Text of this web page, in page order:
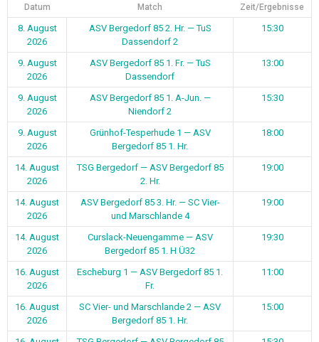
Datum Match Zeit/Ergebnisse
8. August
2026
ASV Bergedorf 85 2. Hr. — TuS
Dassendorf 2
15:30
9. August
2026
ASV Bergedorf 85 1. Fr. — TuS
Dassendorf
13:00
9. August
2026
ASV Bergedorf 85 1. A-Jun. —
Niendorf 2
15:30
9. August
2026
Grünhof-Tesperhude 1 — ASV
Bergedorf 85 1. Hr.
18:00
14. August
2026
TSG Bergedorf — ASV Bergedorf 85
2. Hr.
19:00
14. August
2026
ASV Bergedorf 85 3. Hr. — SC Vier-
und Marschlande 4
19:00
14. August
2026
Curslack-Neuengamme — ASV
Bergedorf 85 1. H Ü32
19:30
16. August
2026
Escheburg 1 — ASV Bergedorf 85 1.
Fr.
11:00
16. August
2026
SC Vier- und Marschlande 2 — ASV
Bergedorf 85 1. Hr.
15:00